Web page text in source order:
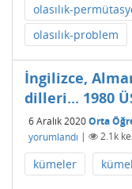
olasılık-
olasılık-problem
İngilizce,
dilleri... 1980
6 Aralık 2020Orta
yorumlandı | 2.1k
kümeler